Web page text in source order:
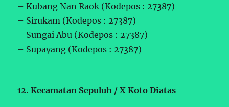
– Kubang Nan Raok (Kodepos : 27387)
– Sirukam (Kodepos : 27387)
– Sungai Abu (Kodepos : 27387)
– Supayang (Kodepos : 27387)
12. Kecamatan Sepuluh / X Koto Diatas